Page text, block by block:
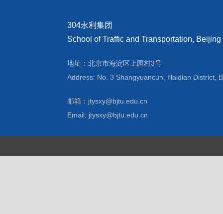
304永利集团
School of Traffic and Transportation,
地址：北京市海淀区上园村3号
Address: No. 3 Shangyuancun, Haidian District,
邮箱：jtysxy@bjtu.edu.cn
Email: jtysxy@bjtu.edu.cn